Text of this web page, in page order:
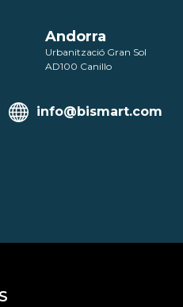
Andorra
Urbanització Gran Sol
AD100 Canillo
info@bismart.com